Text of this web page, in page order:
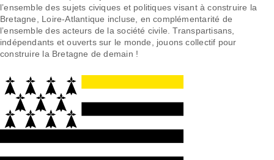
l’ensemble des sujets civiques et politiques visant à construire la
Bretagne, Loire-Atlantique incluse, en complémentarité de
l’ensemble des acteurs de la société civile. Transpartisans,
indépendants et ouverts sur le monde, jouons collectif pour
construire la Bretagne de demain !